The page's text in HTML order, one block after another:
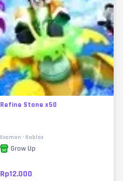
Refine Stone x50
Evomon - Roblox
Grow Up
Rp12.000